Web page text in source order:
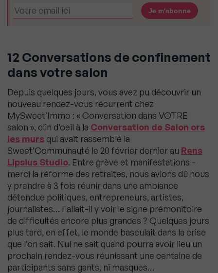
12 Conversations de confinement
dans votre salon
Depuis quelques jours, vous avez pu découvrir un
nouveau rendez-vous récurrent chez
MySweet’Immo : « Conversation dans VOTRE
salon », clin d’oeil à la Conversation de Salon ors
les murs qui avait rassemblé la
Sweet’Communauté le 20 février dernier au Rens
Lipsius Studio. Entre grève et manifestations -
merci la réforme des retraites, nous avions dû nous
y prendre à 3 fois réunir dans une ambiance
détendue politiques, entrepreneurs, artistes,
journalistes… Fallait-il y voir le signe prémonitoire
de difficultés encore plus grandes ? Quelques jours
plus tard, en effet, le monde basculait dans la crise
que l’on sait. Nul ne sait quand pourra avoir lieu un
prochain rendez-vous réunissant une centaine de
participants sans gants, ni masques…